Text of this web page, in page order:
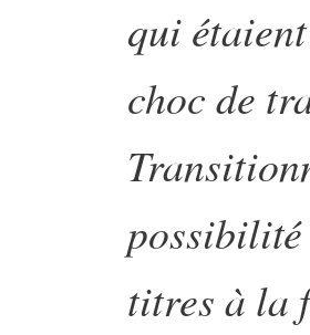
qui
choc de
possibilité
titres à la